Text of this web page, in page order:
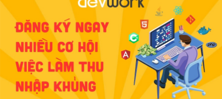
Việc làm cùng kỹ năng
Cộng tác viên tuyển dụng
Dưới 7 triệu
Hà Nội
Tiền thưởng
Đăng nhập để xem